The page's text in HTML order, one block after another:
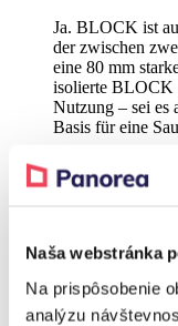
Naša webstránka
Na prispôsobenie
analýzu
Ja. BLOCK ist
der zwischen
eine 80 mm
isolierte BLOCK
Nutzung – sei es
Basis für eine
Wird die
sind. Die
vor äußeren
vielen Jahren der